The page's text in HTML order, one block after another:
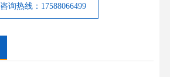
咨询热线：17588066499